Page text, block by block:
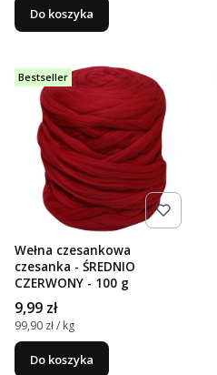
Do koszyka
Bestseller
Wełna czesankowa
czesanka - ŚREDNIO
CZERWONY - 100 g
Cena
9,99 zł
Cena jednostkowa
99,90 zł / kg
Do koszyka